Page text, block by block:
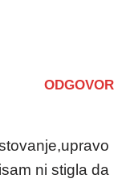
ODGOVOR
ni stigla da